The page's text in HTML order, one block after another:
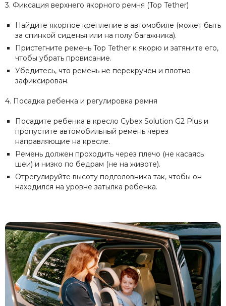
3. Фиксация верхнего якорного ремня (Top Tether)
Найдите якорное крепление в автомобиле (может быть
за спинкой сиденья или на полу багажника).
Пристегните ремень Top Tether к якорю и затяните его,
чтобы убрать провисание.
Убедитесь, что ремень не перекручен и плотно
зафиксирован.
4. Посадка ребенка и регулировка ремня
Посадите ребенка в кресло Cybex Solution G2 Plus и
пропустите автомобильный ремень через
направляющие на кресле.
Ремень должен проходить через плечо (не касаясь
шеи) и низко по бедрам (не на животе).
Отрегулируйте высоту подголовника так, чтобы он
находился на уровне затылка ребенка.